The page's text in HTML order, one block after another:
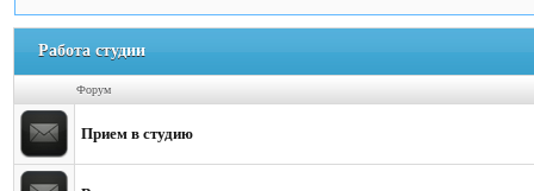
Работа студии
Форум
Прием в студию